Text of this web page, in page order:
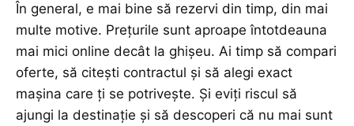
În general, e mai bine să rezervi din timp, din mai
multe motive. Prețurile sunt aproape întotdeauna
mai mici online decât la ghișeu. Ai timp să compari
oferte, să citești contractul și să alegi exact
mașina care ți se potrivește. Și eviți riscul să
ajungi la destinație și să descoperi că nu mai sunt